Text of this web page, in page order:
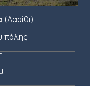
πόλης